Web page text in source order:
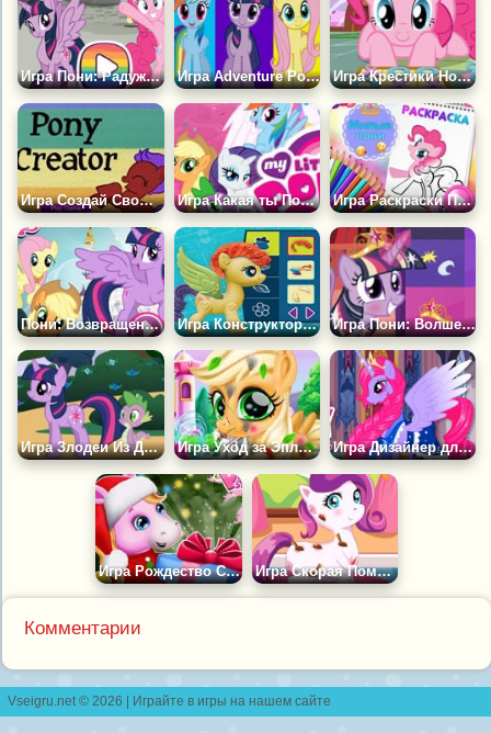
Игра Пони: Радужное Путешествие Игра Adventure Ponies Игра Крестики Нолики с Пинки Пай
Игра Создай Свою Пони 1 Игра Какая ты Пони? Игра Раскраски Пони
Пони: Возвращение Элементов Магии Игра Конструктор Май Литл Пони ПОП Игра Пони: Волшебный Матч
Игра Злодеи Из Долины Мечты Игра Уход за Эплджек Игра Дизайнер для Пони
Игра Рождество Сестер Пони Игра Скорая Помощь для Пони
Комментарии
Vseigru.net © 2026 | Играйте в игры на нашем сайте